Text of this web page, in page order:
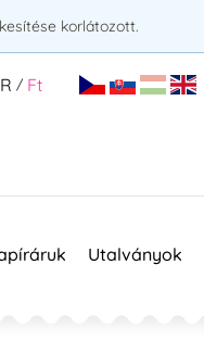
korlátozott.
/ Ft
Utalványok